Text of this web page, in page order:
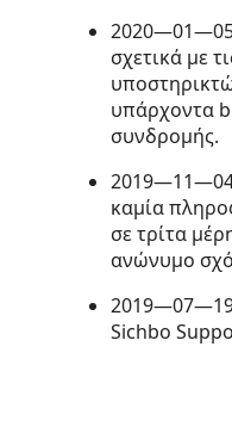
σχετικά με
υπάρχοντα
συνδρομής.
2019—11—04:
καμία
σε τρίτα
ανώνυμο
Sichbo